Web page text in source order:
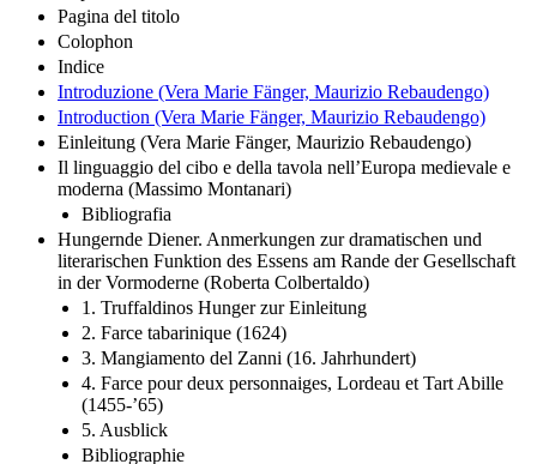
Copertina
Pagina del titolo
Colophon
Indice
Introduzione (Vera Marie Fänger, Maurizio Rebaudengo)
Introduction (Vera Marie Fänger, Maurizio Rebaudengo)
Einleitung (Vera Marie Fänger, Maurizio Rebaudengo)
Il linguaggio del cibo e della tavola nell’Europa medievale e
moderna (Massimo Montanari)
Bibliografia
Hungernde Diener. Anmerkungen zur dramatischen und
literarischen Funktion des Essens am Rande der Gesellschaft
in der Vormoderne (Roberta Colbertaldo)
1. Truffaldinos Hunger zur Einleitung
2. Farce tabarinique (1624)
3. Mangiamento del Zanni (16. Jahrhundert)
4. Farce pour deux personnaiges, Lordeau et Tart Abille
(1455-’65)
5. Ausblick